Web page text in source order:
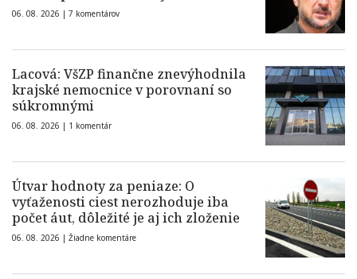
06. 08. 2026 | 7 komentárov
Lacová: VšZP finančne znevýhodnila
krajské nemocnice v porovnaní so
súkromnými
06. 08. 2026 | 1 komentár
Útvar hodnoty za peniaze: O
vyťaženosti ciest nerozhoduje iba
počet áut, dôležité je aj ich zloženie
06. 08. 2026 | Žiadne komentáre